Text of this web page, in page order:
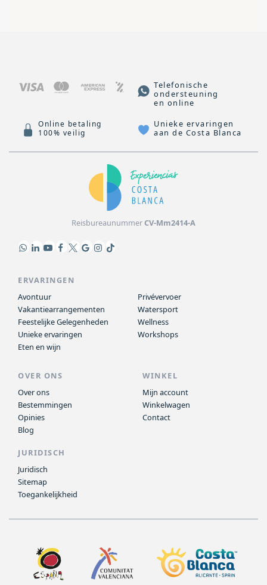
Telefonische
ondersteuning
en online
Online betaling
100% veilig
Unieke ervaringen
aan de Costa Blanca
ReisbureaunummerCV-Mm2414-A
ERVARINGEN
Avontuur
Vakantiearrangementen
Feestelijke Gelegenheden
Unieke ervaringen
Eten en wijn
Privévervoer
Watersport
Wellness
Workshops
OVER ONS
Over ons
Bestemmingen
Opinies
Blog
WINKEL
Mijn account
Winkelwagen
Contact
JURIDISCH
Juridisch
Sitemap
Toegankelijkheid